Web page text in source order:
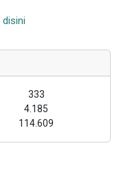
disini
333
4.185
114.609